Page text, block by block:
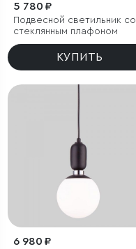
5 780 ₽
Подвесной светильник со
стеклянным плафоном
КУПИТЬ
6 980 ₽